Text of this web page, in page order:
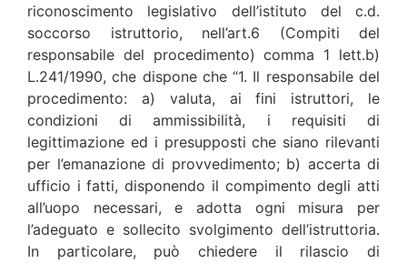
riconoscimento legislativo dell’istituto del c.d.
soccorso istruttorio, nell’art.6 (Compiti del
responsabile del procedimento) comma 1 lett.b)
L.241/1990, che dispone che “1. Il responsabile del
procedimento: a) valuta, ai fini istruttori, le
condizioni di ammissibilità, i requisiti di
legittimazione ed i presupposti che siano rilevanti
per l’emanazione di provvedimento; b) accerta di
ufficio i fatti, disponendo il compimento degli atti
all’uopo necessari, e adotta ogni misura per
l’adeguato e sollecito svolgimento dell’istruttoria.
In particolare, può chiedere il rilascio di